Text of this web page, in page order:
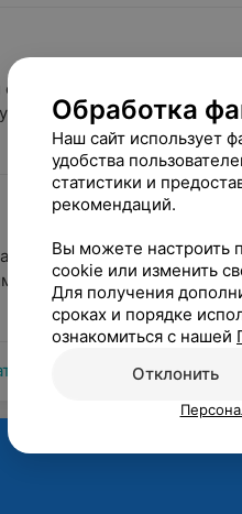
о детском
Какой же вы детский
хочу выразить
и медсестре
ещё
Обработка
Наш сайт использует
удобства
статистики и
рекомендаций.
Вы можете настроить
cookie или изменить
Для получения
сроках и порядке
ознакомиться с нашей
Отклонить